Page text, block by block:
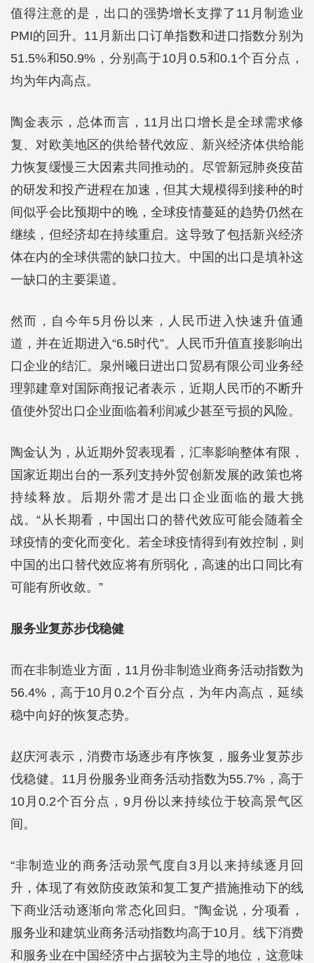
值得注意的是，出口的强势增长支撑了11月制造业
PMI的回升。11月新出口订单指数和进口指数分别为
51.5%和50.9%，分别高于10月0.5和0.1个百分点，
均为年内高点。
陶金表示，总体而言，11月出口增长是全球需求修
复、对欧美地区的供给替代效应、新兴经济体供给能
力恢复缓慢三大因素共同推动的。尽管新冠肺炎疫苗
的研发和投产进程在加速，但其大规模得到接种的时
间似乎会比预期中的晚，全球疫情蔓延的趋势仍然在
继续，但经济却在持续重启。这导致了包括新兴经济
体在内的全球供需的缺口拉大。中国的出口是填补这
一缺口的主要渠道。
然而，自今年5月份以来，人民币进入快速升值通
道，并在近期进入“6.5时代”。人民币升值直接影响出
口企业的结汇。泉州曦日进出口贸易有限公司业务经
理郭建章对国际商报记者表示，近期人民币的不断升
值使外贸出口企业面临着利润减少甚至亏损的风险。
陶金认为，从近期外贸表现看，汇率影响整体有限，
国家近期出台的一系列支持外贸创新发展的政策也将
持续释放。后期外需才是出口企业面临的最大挑
战。“从长期看，中国出口的替代效应可能会随着全
球疫情的变化而变化。若全球疫情得到有效控制，则
中国的出口替代效应将有所弱化，高速的出口同比有
可能有所收敛。”
服务业复苏步伐稳健
而在非制造业方面，11月份非制造业商务活动指数为
56.4%，高于10月0.2个百分点，为年内高点，延续
稳中向好的恢复态势。
赵庆河表示，消费市场逐步有序恢复，服务业复苏步
伐稳健。11月份服务业商务活动指数为55.7%，高于
10月0.2个百分点，9月份以来持续位于较高景气区
间。
“非制造业的商务活动景气度自3月以来持续逐月回
升，体现了有效防疫政策和复工复产措施推动下的线
下商业活动逐渐向常态化回归。”陶金说，分项看，
服务业和建筑业商务活动指数均高于10月。线下消费
和服务业在中国经济中占据较为主导的地位，这意味